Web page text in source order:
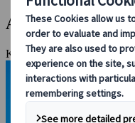
Aki: Japans
Kyoto, Nara, Takayama,